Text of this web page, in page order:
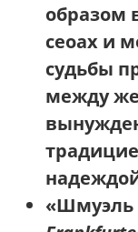
образом
сеоах и
судьбы
между
«Шмуэль